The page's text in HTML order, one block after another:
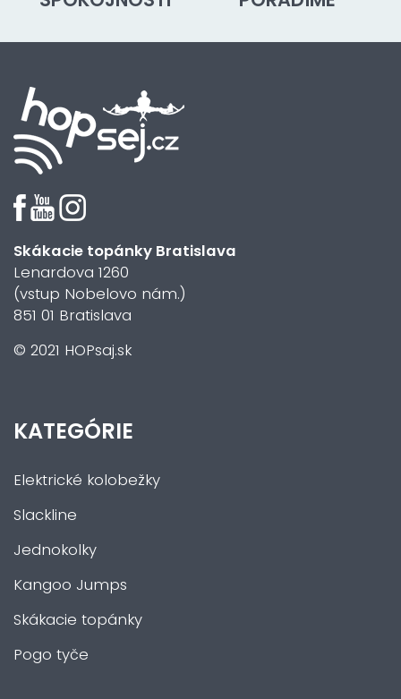
Skákacie topánky Bratislava
Lenardova 1260
(vstup Nobelovo nám.)
851 01 Bratislava
© 2021 HOPsaj.sk
KATEGÓRIE
Elektrické kolobežky
Slackline
Jednokolky
Kangoo Jumps
Skákacie topánky
Pogo tyče